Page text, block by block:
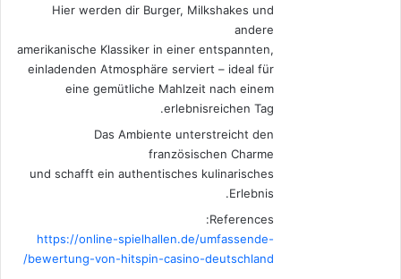
Hier werden dir Burger, Milkshakes und
andere
amerikanische Klassiker in einer entspannten,
einladenden Atmosphäre serviert – ideal für
eine gemütliche Mahlzeit nach einem
erlebnisreichen Tag.
Das Ambiente unterstreicht den
französischen Charme
und schafft ein authentisches kulinarisches
Erlebnis.
References:
https://online-spielhallen.de/umfassende-
bewertung-von-hitspin-casino-deutschland/